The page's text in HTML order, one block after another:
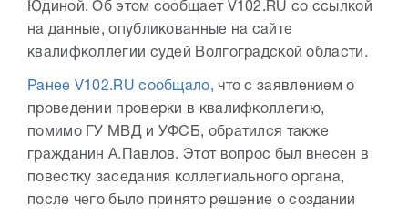
Юдиной. Об этом сообщает V102.RU со ссылкой
на данные, опубликованные на сайте
квалифколлегии судей Волгоградской области.
Ранее V102.RU сообщало,что с заявлением о
проведении проверки в квалифколлегию,
помимо ГУ МВД и УФСБ, обратился также
гражданин А.Павлов. Этот вопрос был внесен в
повестку заседания коллегиального органа,
после чего было принято решение о создании